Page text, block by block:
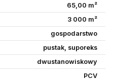
65,00 m²
3 000 m²
gospodarstwo
pustak, suporeks
dwustanowiskowy
PCV